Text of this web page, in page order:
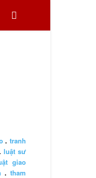
. tranh
luật sư
giao
.tham